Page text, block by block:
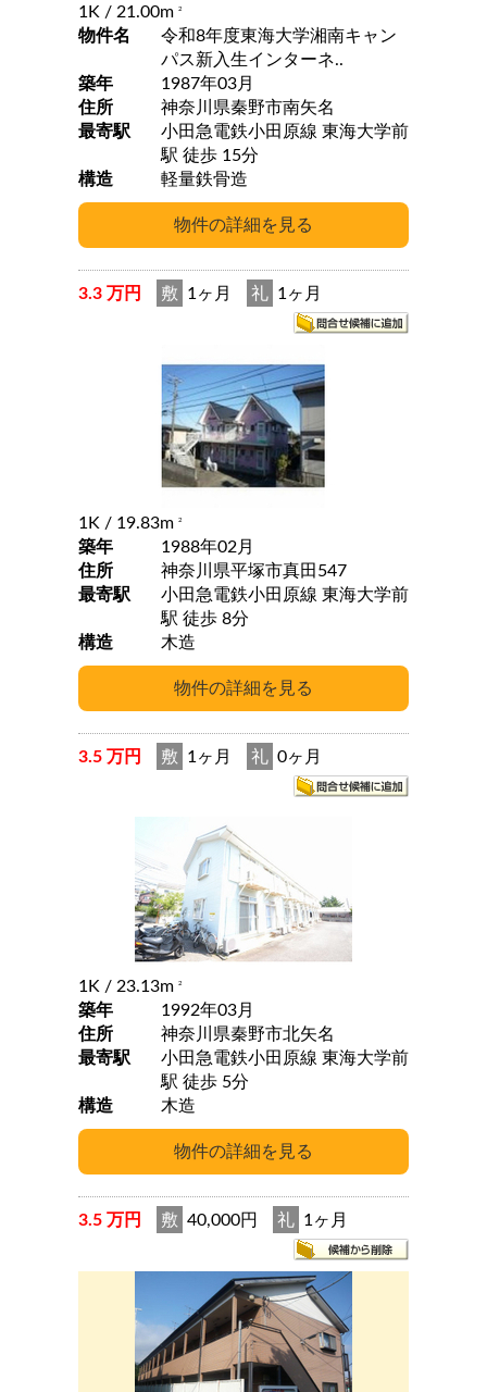
1K / 21.00m 2
物件名
令和8年度東海大学湘南キャン
パス新入生インターネ..
築年
1987年03月
住所
神奈川県秦野市南矢名
最寄駅
小田急電鉄小田原線 東海大学前
駅 徒歩 15分
構造
軽量鉄骨造
3.3 万円 敷 1ヶ月 礼 1ヶ月
1K / 19.83m 2
築年
1988年02月
住所
神奈川県平塚市真田547
最寄駅
小田急電鉄小田原線 東海大学前
駅 徒歩 8分
構造
木造
3.5 万円 敷 1ヶ月 礼 0ヶ月
1K / 23.13m 2
築年
1992年03月
住所
神奈川県秦野市北矢名
最寄駅
小田急電鉄小田原線 東海大学前
駅 徒歩 5分
構造
木造
3.5 万円 敷 40,000円 礼 1ヶ月